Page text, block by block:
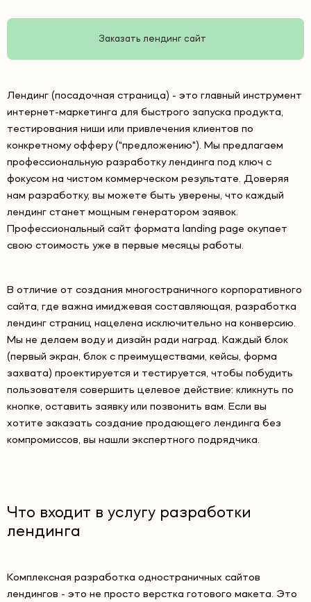
Заказать лендинг сайт
Лендинг (посадочная страница) - это главный инструмент
интернет-маркетинга для быстрого запуска продукта,
тестирования ниши или привлечения клиентов по
конкретному офферу ("предложению"). Мы предлагаем
профессиональную разработку лендинга под ключ с
фокусом на чистом коммерческом результате. Доверяя
нам разработку, вы можете быть уверены, что каждый
лендинг станет мощным генератором заявок.
Профессиональный сайт формата landing page окупает
свою стоимость уже в первые месяцы работы.
В отличие от создания многостраничного корпоративного
сайта, где важна имиджевая составляющая, разработка
лендинг страниц нацелена исключительно на конверсию.
Мы не делаем воду и дизайн ради наград. Каждый блок
(первый экран, блок с преимуществами, кейсы, форма
захвата) проектируется и тестируется, чтобы побудить
пользователя совершить целевое действие: кликнуть по
кнопке, оставить заявку или позвонить вам. Если вы
хотите заказать создание продающего лендинга без
компромиссов, вы нашли экспертного подрядчика.
Что входит в услугу разработки
лендинга
Комплексная разработка одностраничных сайтов
лендингов - это не просто верстка готового макета. Это